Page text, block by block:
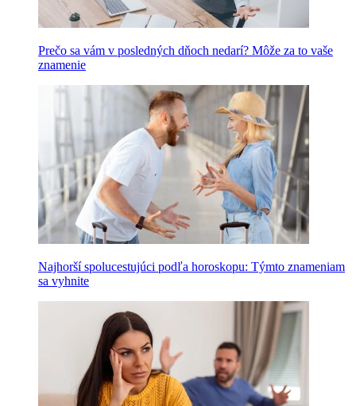
Prečo sa vám v posledných dňoch nedarí? Môže za to vaše
znamenie
Najhorší spolucestujúci podľa horoskopu: Týmto znameniam
sa vyhnite